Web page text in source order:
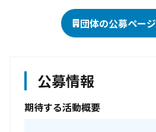
団体の公募ペー
公募情報
期待する活動概要